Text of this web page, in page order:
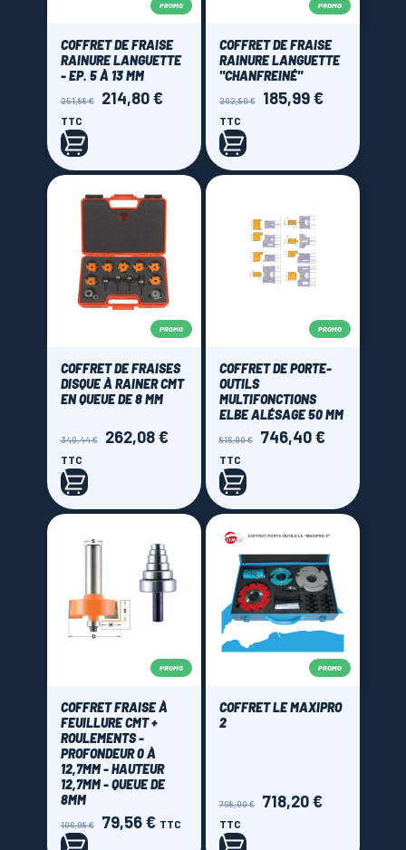
PROMO
COFFRET DE FRAISE
RAINURE LANGUETTE
- EP. 5 À 13 MM
Prix
de
base
251,88 € Prix
214,80 €
TTC
PROMO
COFFRET DE FRAISE
RAINURE LANGUETTE
"CHANFREINÉ"
Prix
de
base
292,80 € Prix
185,99 €
TTC
PROMO
COFFRET DE FRAISES
DISQUE À RAINER CMT
EN QUEUE DE 8 MM
Prix
de
base
349,44 € Prix
262,08 €
TTC
PROMO
COFFRET DE PORTE-
OUTILS
MULTIFONCTIONS
ELBE ALÉSAGE 50 MM
Prix
de
base
816,00 € Prix
746,40 €
TTC
PROMO
COFFRET FRAISE À
FEUILLURE CMT +
ROULEMENTS -
PROFONDEUR 0 À
12,7MM - HAUTEUR
12,7MM - QUEUE DE
8MM
Prix
de
106,08 € Prix
79,56 € TTC
PROMO
COFFRET LE MAXIPRO
2
Prix
de
base
798,00 € Prix
718,20 €
TTC